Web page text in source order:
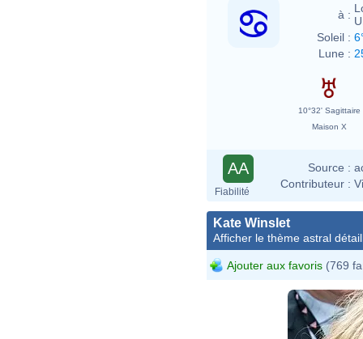
à :
Soleil :
Lune :
10°32' Sagittaire
Maison X
AA
Fiabilité
Source :
Contributeur :
Kate Winslet
Afficher le thème astral
Ajouter aux favoris (769